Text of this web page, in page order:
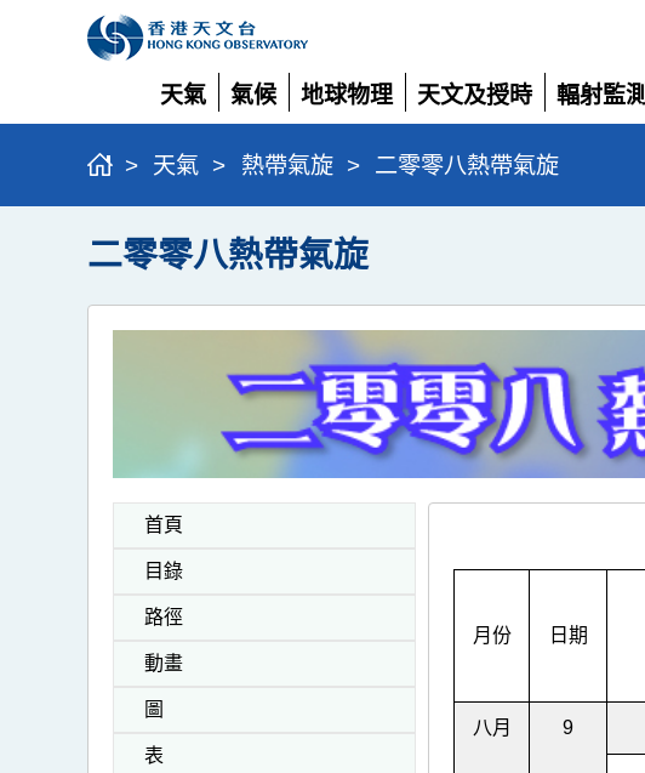
天氣
展
開
氣候
展
開
地球物理
展
開
天文及授時
展
開
輻射監測
展
開
> 天氣 > 熱帶氣旋 > 二零零八熱帶氣旋
二零零八熱帶氣旋
首頁
目錄
路徑
動畫
圖
表
月份 日期
八月 9